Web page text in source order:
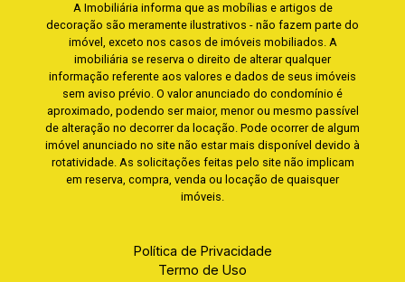
A Imobiliária informa que as mobílias e artigos de
decoração são meramente ilustrativos - não fazem parte do
imóvel, exceto nos casos de imóveis mobiliados. A
imobiliária se reserva o direito de alterar qualquer
informação referente aos valores e dados de seus imóveis
sem aviso prévio. O valor anunciado do condomínio é
aproximado, podendo ser maior, menor ou mesmo passível
de alteração no decorrer da locação. Pode ocorrer de algum
imóvel anunciado no site não estar mais disponível devido à
rotatividade. As solicitações feitas pelo site não implicam
em reserva, compra, venda ou locação de quaisquer
imóveis.
Política de Privacidade
Termo de Uso